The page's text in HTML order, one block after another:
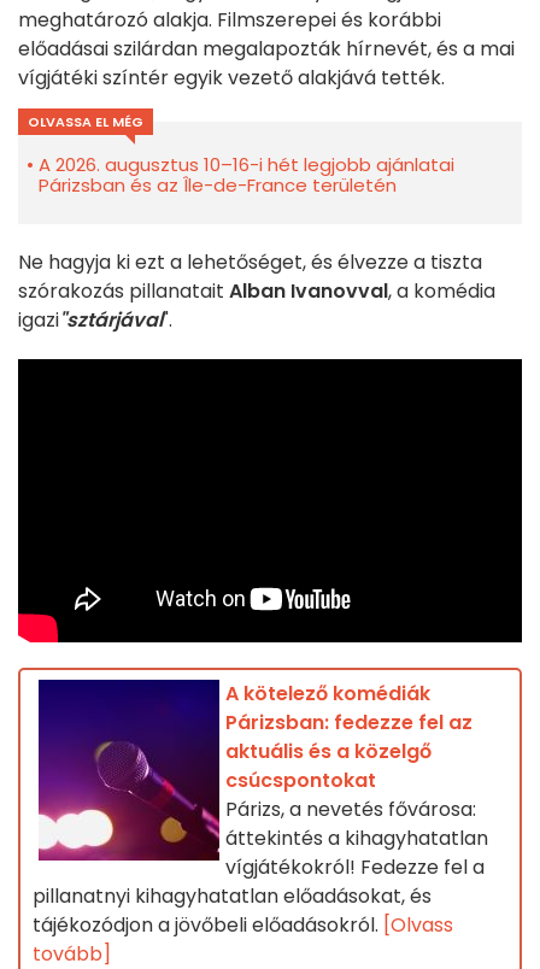
meghatározó alakja. Filmszerepei és korábbi
előadásai szilárdan megalapozták hírnevét, és a mai
vígjátéki színtér egyik vezető alakjává tették.
OLVASSA EL MÉG
A 2026. augusztus 10–16-i hét legjobb ajánlatai
Párizsban és az Île-de-France területén
Ne hagyja ki ezt a lehetőséget, és élvezze a tiszta
szórakozás pillanatait Alban Ivanovval, a komédia
igazi"sztárjával".
A kötelező komédiák
Párizsban: fedezze fel az
aktuális és a közelgő
csúcspontokat
Párizs, a nevetés fővárosa:
áttekintés a kihagyhatatlan
vígjátékokról! Fedezze fel a
pillanatnyi kihagyhatatlan előadásokat, és
tájékozódjon a jövőbeli előadásokról. [Olvass
tovább]